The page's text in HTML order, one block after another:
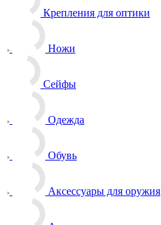
Крепления для оптики
Ножи
Сейфы
Одежда
Обувь
Аксессуары для оружия